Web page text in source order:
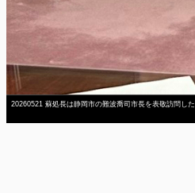
20260521 蘇処長は静岡市の難波喬司市長を表敬訪問した